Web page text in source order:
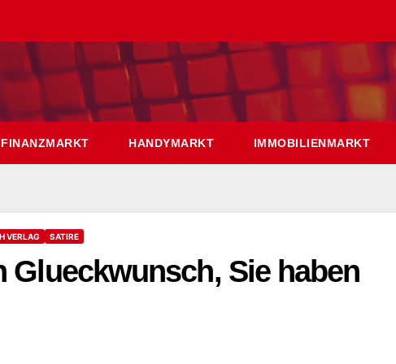
FINANZMARKT HANDYMARKT IMMOBILIENMARKT
VERLAG SATIRE
Glueckwunsch, Sie haben